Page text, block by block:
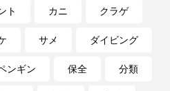
ト カニ クラゲ
サメ ダイビング
ンギン 保全 分類